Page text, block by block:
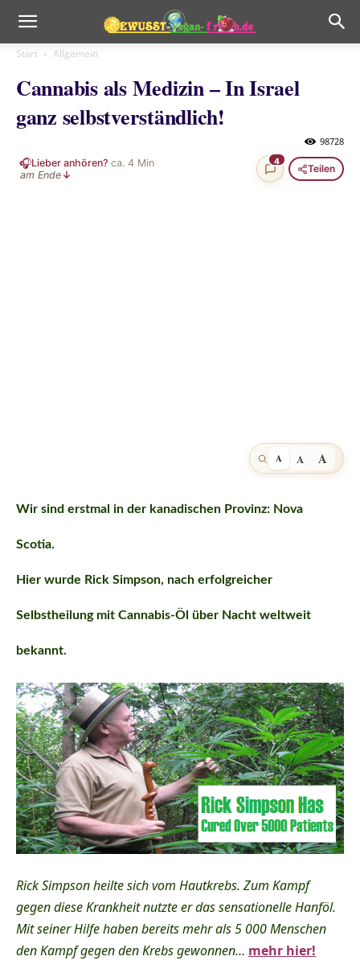
Start Allgemein
Cannabis als Medizin – In Israel
ganz selbstverständlich!
98728
🎧Lieber anhören?·ca. 4 Min
am Ende ↓
4
Teilen
A A A
Wir sind erstmal in der kanadischen Provinz: Nova
Scotia.
Hier wurde Rick Simpson, nach erfolgreicher
Selbstheilung mit Cannabis-Öl über Nacht weltweit
bekannt.
Rick Simpson heilte sich vom Hautkrebs. Zum Kampf
gegen diese Krankheit nutzte er das sensationelle Hanföl.
Mit seiner Hilfe haben bereits mehr als 5 000 Menschen
den Kampf gegen den Krebs gewonnen… mehr hier!